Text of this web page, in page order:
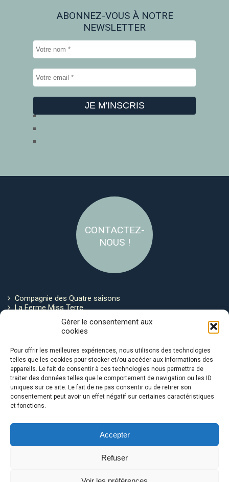
Gérer le consentement aux
cookies
Pour offrir les meilleures expériences, nous utilisons des technologies
telles que les cookies pour stocker et/ou accéder aux informations des
appareils. Le fait de consentir à ces technologies nous permettra de
traiter des données telles que le comportement de navigation ou les ID
uniques sur ce site. Le fait de ne pas consentir ou de retirer son
consentement peut avoir un effet négatif sur certaines caractéristiques
et fonctions.
Accepter
Refuser
ABONNEZ-VOUS À NOTRE
NEWSLETTER
CONTACTEZ-
NOUS !
Compagnie des Quatre saisons
La Ferme Miss Terre
Politique de cookies
Avec le soutien de :